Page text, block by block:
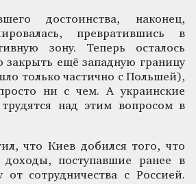
достоинства, наконец,
превратившись в
зону. Теперь осталось
закрыть ещё западную границу
только частично с Польшей),
ни с чем. А украинские
над этим вопросом в
что Киев добился того, что
доходы, поступавшие ранее в
от сотрудничества с Россией.